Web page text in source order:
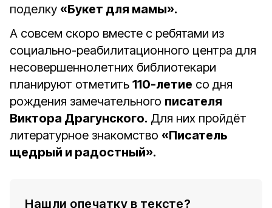
поделку «Букет для мамы».
А совсем скоро вместе с ребятами из
социально-реабилитационного центра для
несовершеннолетних библиотекари
планируют отметить 110-летие со дня
рождения замечательного писателя
Виктора Драгунского. Для них пройдёт
литературное знакомство «Писатель
щедрый и радостный».
Нашли опечатку в тексте?